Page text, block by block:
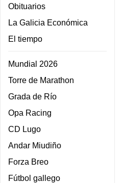
Obituarios
La Galicia Económica
El tiempo
Mundial 2026
Torre de Marathon
Grada de Río
Opa Racing
CD Lugo
Andar Miudiño
Forza Breo
Fútbol gallego